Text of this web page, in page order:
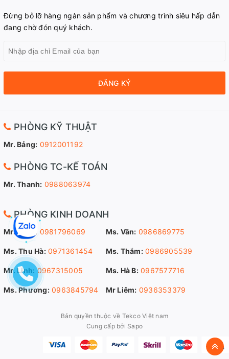
Đừng bỏ lỡ hàng ngàn sản phẩm và chương trình siêu hấp dẫn
đang chờ đón quý khách.
ĐĂNG KÝ
PHÒNG KỸ THUẬT
Mr. Bảng: 0912001192
PHÒNG TC-KẾ TOÁN
Mr. Thanh: 0988063974
PHÒNG KINH DOANH
Mr. Sang: 0981796069 Ms. Vân: 0986869775
Ms. Thu Hà: 0971361454 Ms. Thắm: 0986905539
Mr. Linh: 0967315005 Ms. Hà B: 0967577716
Ms. Phương: 0963845794 Mr Liêm: 0936353379
Bản quyền thuộc về Tekco Việt nam
Cung cấp bởi Sapo